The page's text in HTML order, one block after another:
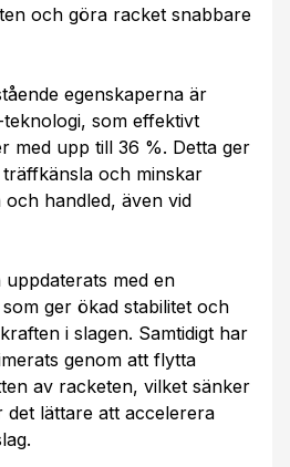
och göra racket snabbare
egenskaperna är
som effektivt
med upp till 36 %. Detta ger
och minskar
handled, även vid
med en
ger ökad stabilitet och
i slagen. Samtidigt har
genom att flytta
av racketen, vilket sänker
det lättare att accelerera